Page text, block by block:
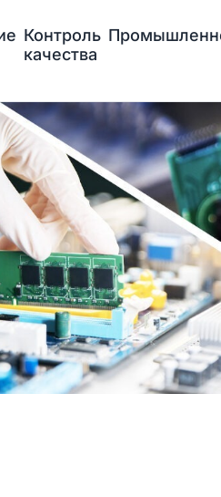
Контроль
качества